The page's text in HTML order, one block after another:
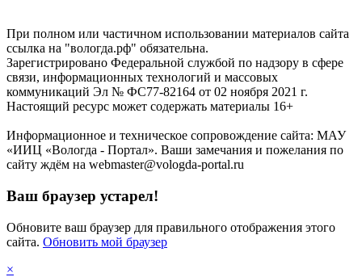
При полном или частичном использовании материалов сайта
ссылка на "вологда.рф" обязательна.
Зарегистрировано Федеральной службой по надзору в сфере
связи, информационных технологий и массовых
коммуникаций Эл № ФС77-82164 от 02 ноября 2021 г.
Настоящий ресурс может содержать материалы 16+
Информационное и техническое сопровождение сайта: МАУ
«ИИЦ «Вологда - Портал». Ваши замечания и пожелания по
сайту ждём на webmaster@vologda-portal.ru
Ваш браузер устарел!
Обновите ваш браузер для правильного отображения этого
сайта. Обновить мой браузер
×